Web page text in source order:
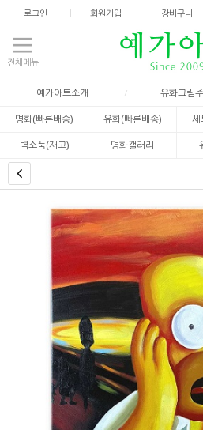
로그인 회원가입 장바구니
전체메뉴
예가아트소개 유화그림
명화(빠른배송)
유화(빠른배송) 세
벽소품(재고)
명화갤러리